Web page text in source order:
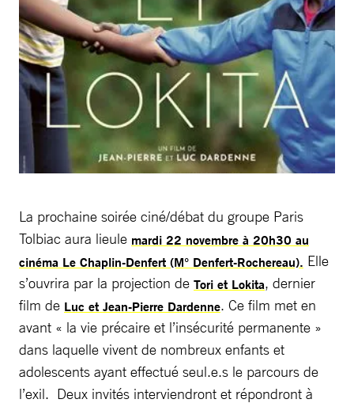
La prochaine soirée ciné/débat du groupe Paris
Tolbiac aura lieule mardi 22 novembre à 20h30 au
cinéma Le Chaplin-Denfert (M° Denfert-Rochereau). Elle
s’ouvrira par la projection de Tori et Lokita, dernier
film de Luc et Jean-Pierre Dardenne. Ce film met en
avant « la vie précaire et l’insécurité permanente »
dans laquelle vivent de nombreux enfants et
adolescents ayant effectué seul.e.s le parcours de
l’exil. Deux invités interviendront et répondront à